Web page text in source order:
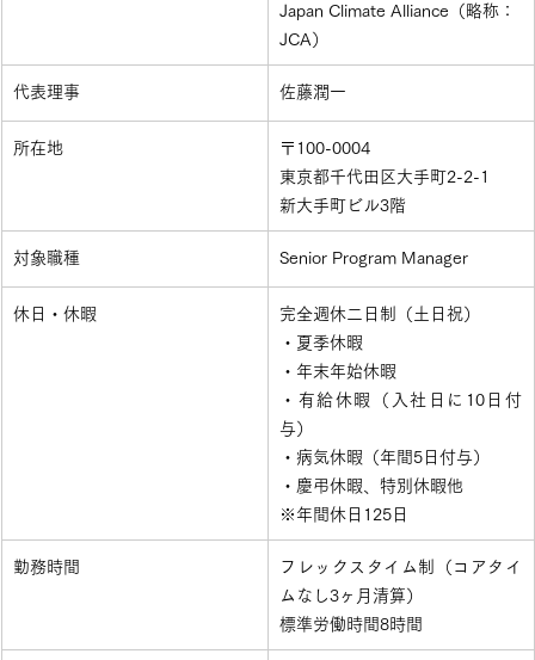
Japan Climate Alliance（略称：
JCA）
​代表理事 ​佐藤潤一
​所在地
​〒100-0004
東京都千代田区大手町2-2-1
新大手町ビル3階
対象職種 Senior Program Manager
​休日・休暇
​完全週休二日制（土日祝）
・夏季休暇
・年末年始休暇
・有給休暇（入社日に10日付
与）
・病気休暇（年間5日付与）
・慶弔休暇、特別休暇他
※年間休日125日
​勤務時間
​フレックスタイム制（コアタイ
ムなし3ヶ月清算）
標準労働時間8時間